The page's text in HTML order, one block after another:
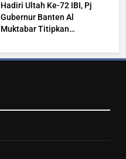
Hadiri Ultah Ke-72 IBI, Pj
Gubernur Banten Al
Muktabar Titipkan